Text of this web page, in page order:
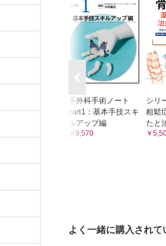
腱鞘炎（de
手根管症候群 （
Guyon管症候群
手指の脱臼・脱臼
中手骨骨折 （加藤
母指ロッキング，
スポーツによる爪
手外科手術ノート
part1：基本手技スキ
ルアップ編
￥9,570
シリ
粗鬆
たと
￥
よく一緒に購入されて